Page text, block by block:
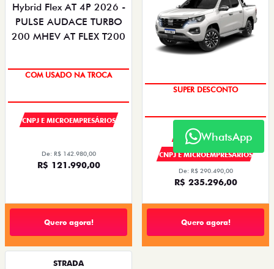
COM USADO NA TROCA
CNPJ E MICROEMPRESÁRIOS
De: R$ 142.980,00
R$ 121.990,00
Quero agora!
SUPER DESCONTO
PRODUTOR RURAL
CNPJ E MICROEMPRESÁRIOS
De: R$ 290.490,00
R$ 235.296,00
Quero agora!
STRADA
WhatsApp